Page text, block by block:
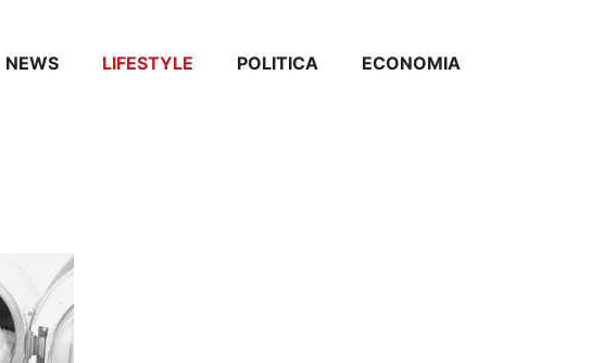
NEWS LIFESTYLE POLITICA ECONOMIA